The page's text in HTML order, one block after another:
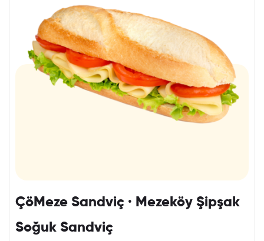
ÇöMeze Sandviç · Mezeköy Şipşak
Soğuk Sandviç